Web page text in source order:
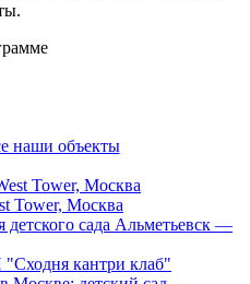
наши объекты
Tower, Москва
Альметьевск —
кантри клаб"